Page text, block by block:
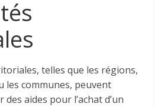
telles que les régions,
les communes, peuvent
aides pour l’achat d’un